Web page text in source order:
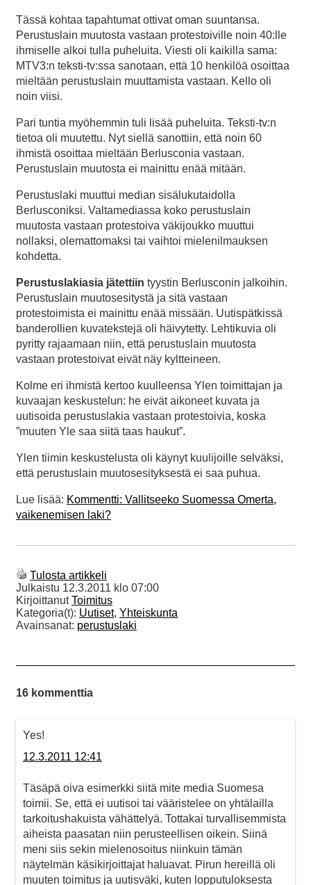
Tässä kohtaa tapahtumat ottivat oman suuntansa.
Perustuslain muutosta vastaan protestoiville noin 40:lle
ihmiselle alkoi tulla puheluita. Viesti oli kaikilla sama:
MTV3:n teksti-tv:ssa sanotaan, että 10 henkilöä osoittaa
mieltään perustuslain muuttamista vastaan. Kello oli
noin viisi.
Pari tuntia myöhemmin tuli lisää puheluita. Teksti-tv:n
tietoa oli muutettu. Nyt siellä sanottiin, että noin 60
ihmistä osoittaa mieltään Berlusconia vastaan.
Perustuslain muutosta ei mainittu enää mitään.
Perustuslaki muuttui median sisälukutaidolla
Berlusconiksi. Valtamediassa koko perustuslain
muutosta vastaan protestoiva väkijoukko muuttui
nollaksi, olemattomaksi tai vaihtoi mielenilmauksen
kohdetta.
Perustuslakiasia jätettiin tyystin Berlusconin jalkoihin.
Perustuslain muutosesitystä ja sitä vastaan
protestoimista ei mainittu enää missään. Uutispätkissä
banderollien kuvatekstejä oli häivytetty. Lehtikuvia oli
pyritty rajaamaan niin, että perustuslain muutosta
vastaan protestoivat eivät näy kyltteineen.
Kolme eri ihmistä kertoo kuulleensa Ylen toimittajan ja
kuvaajan keskustelun: he eivät aikoneet kuvata ja
uutisoida perustuslakia vastaan protestoivia, koska
”muuten Yle saa siitä taas haukut”.
Ylen tiimin keskustelusta oli käynyt kuulijoille selväksi,
että perustuslain muutosesityksestä ei saa puhua.
Lue lisää: Kommentti: Vallitseeko Suomessa Omerta,
vaikenemisen laki?
Tulosta artikkeli
Julkaistu 12.3.2011 klo 07:00
KirjoittanutToimitus
Kategoria(t): Uutiset, Yhteiskunta
Avainsanat: perustuslaki
16 kommenttia
Yes!
12.3.2011 12:41
Täsäpä oiva esimerkki siitä mite media Suomesa
toimii. Se, että ei uutisoi tai vääristelee on yhtälailla
tarkoitushakuista vähättelyä. Tottakai turvallisemmista
aiheista paasatan niin perusteellisen oikein. Siinä
meni siis sekin mielenosoitus niinkuin tämän
näytelmän käsikirjoittajat haluavat. Pirun hereillä oli
muuten toimitus ja uutisväki, kuten lopputuloksesta